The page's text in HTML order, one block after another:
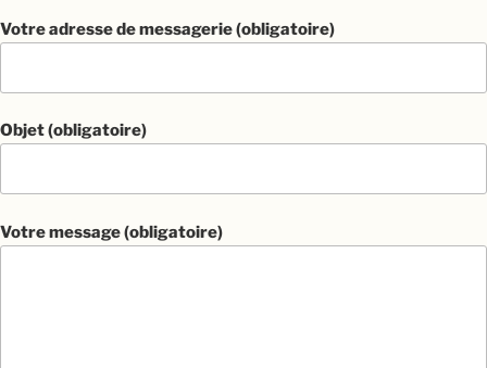
Votre adresse de messagerie (obligatoire)
Objet (obligatoire)
Votre message (obligatoire)